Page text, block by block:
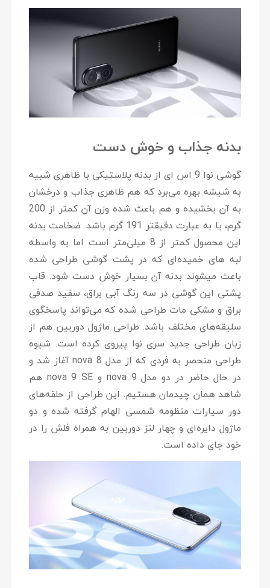
بدنه جذاب و خوش دست
گوشی نوا 9 اس ای از بدنه پلاستیکی با ظاهری شبیه
به شیشه بهره می‌برد که هم ظاهری جذاب و درخشان
به آن بخشیده و هم باعث شده وزن آن کمتر از 200
گرم، یا به عبارت دقیقتر 191 گرم باشد. ضخامت بدنه
این محصول کمتر از 8 میلی‌متر است اما به واسطه
لبه های خمیده‌ای که در پشت گوشی طراحی شده
باعث میشوند بدنه آن بسیار خوش دست شود. قاب
پشتی این گوشی در سه رنگ آبی براق، سفید صدفی
براق و مشکی مات طراحی شده که می‌تواند پاسخگوی
سلیقه‌های مختلف باشد. طراحی ماژول دوربین هم از
زبان طراحی جدید سری نوا پیروی کرده است. شیوه
طراحی منحصر به فردی که از مدل nova 8 آغاز شد و
در حال حاضر در دو مدل nova 9 و nova 9 SE هم
شاهد همان چیدمان هستیم. این طراحی از حلقه‌های
دور سیارات منظومه شمسی الهام گرفته شده و دو
ماژول دایره‌ای و چهار لنز دوربین به همراه فلش را در
خود جای داده است.